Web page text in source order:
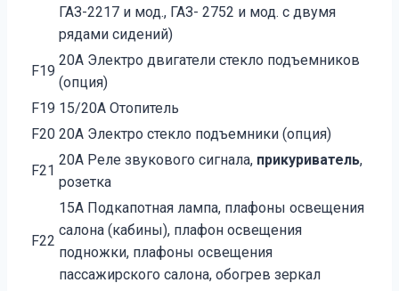
ГАЗ-2217 и мод., ГАЗ- 2752 и мод. с двумя
рядами сидений)
F19
20А Электро двигатели стекло подъемников
(опция)
F19 15/20А Отопитель
F20 20А Электро стекло подъемники (опция)
F21
20А Реле звукового сигнала, прикуриватель,
розетка
F22
15А Подкапотная лампа, плафоны освещения
салона (кабины), плафон освещения
подножки, плафоны освещения
пассажирского салона, обогрев зеркал